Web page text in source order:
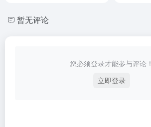
暂无评论
您必须登录才能参与评论！
立即登录